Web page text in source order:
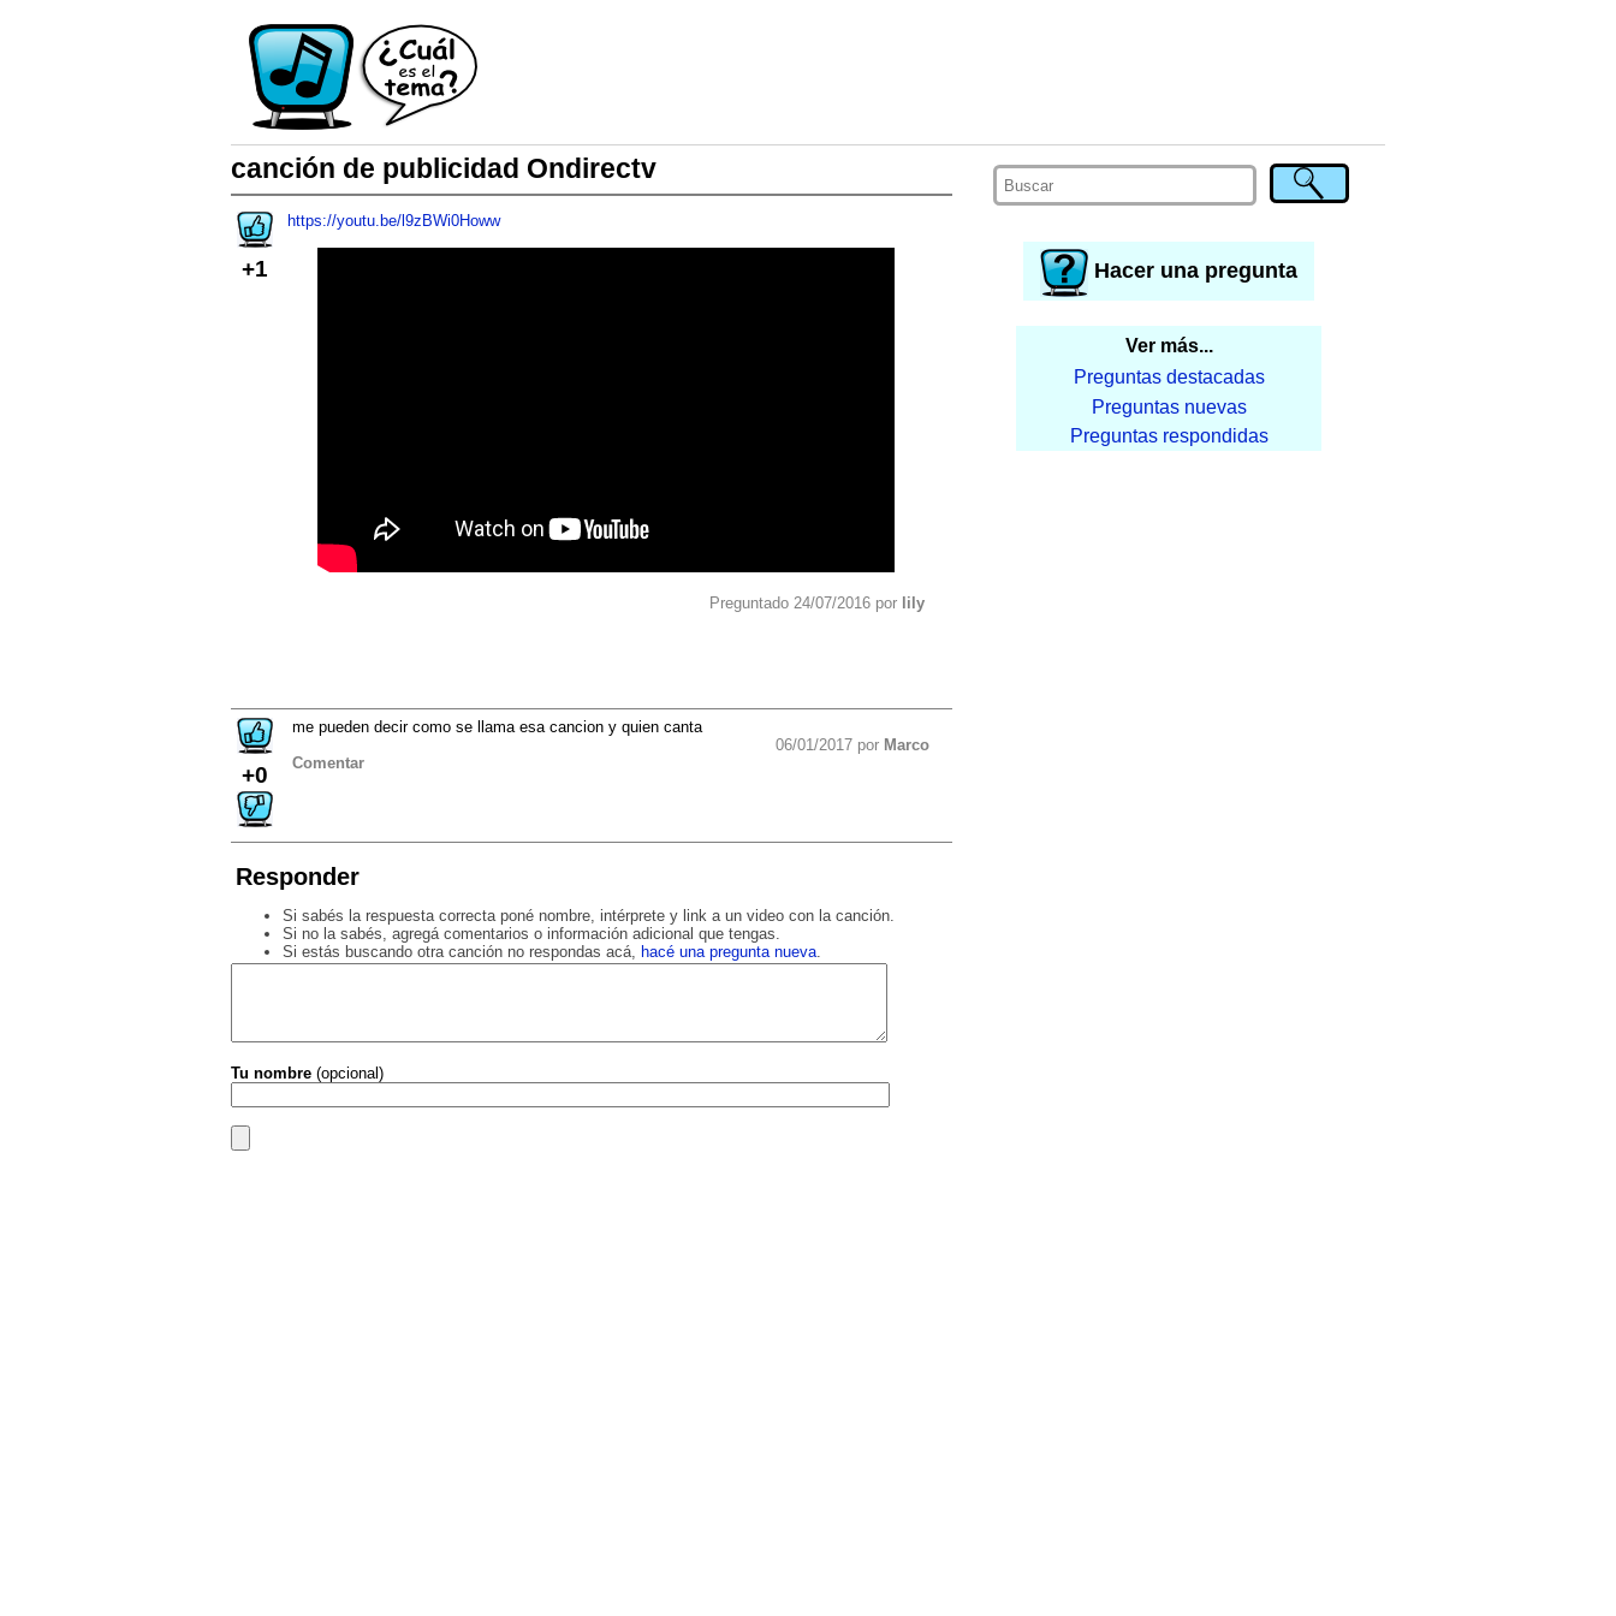
Hacer una pregunta
Ver más...
Preguntas destacadas
Preguntas nuevas
Preguntas respondidas
canción de publicidad Ondirectv
+1
https://youtu.be/l9zBWi0Howw
Preguntado 24/07/2016 por lily
+0
me pueden decir como se llama esa cancion y quien canta
06/01/2017 por Marco
Comentar
Responder
Si sabés la respuesta correcta poné nombre, intérprete y link a un video con la canción.
Si no la sabés, agregá comentarios o información adicional que tengas.
Si estás buscando otra canción no respondas acá,
hacé una pregunta nueva.
Tu nombre (opcional)